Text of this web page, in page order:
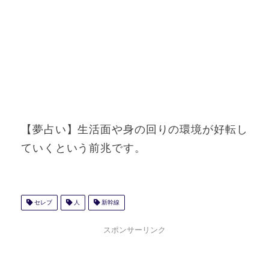
【夢占い】生活面や身の回りの環境が好転し
ていくという前兆です。
セレブ 人 新幹線
スポンサーリンク